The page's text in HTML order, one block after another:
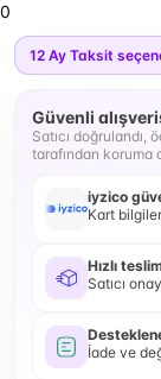
0
12 Ay Taksit
Güvenli
Satıcı
tarafından koruma
iyzico
Kart
Hızlı
Satıcı
İade ve